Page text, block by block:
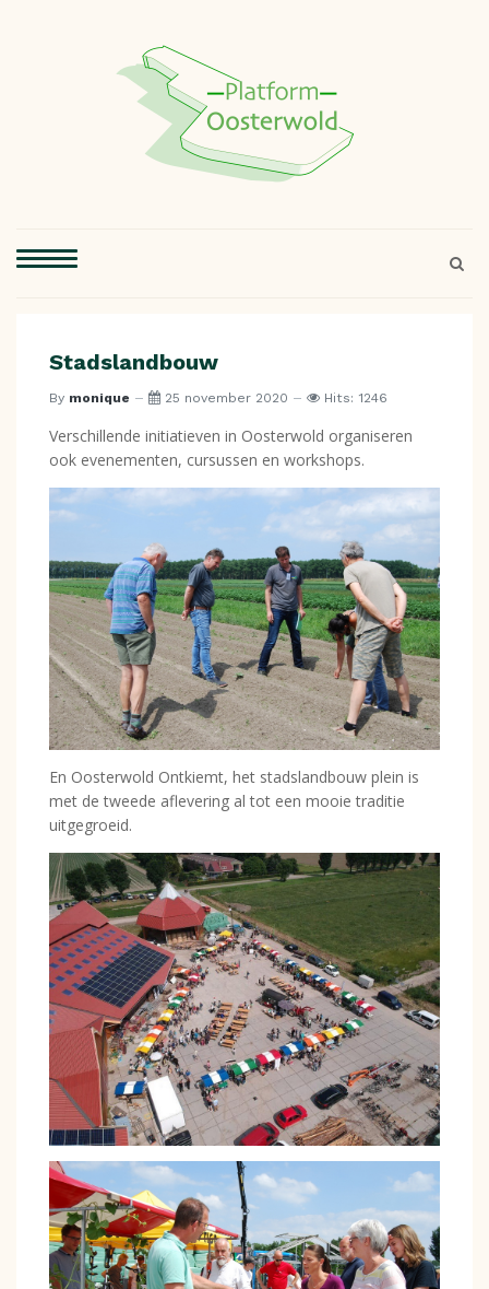
Stadslandbouw
By monique 25 november 2020 Hits: 1246
Verschillende initiatieven in Oosterwold organiseren
ook evenementen, cursussen en workshops.
En Oosterwold Ontkiemt, het stadslandbouw plein is
met de tweede aflevering al tot een mooie traditie
uitgegroeid.